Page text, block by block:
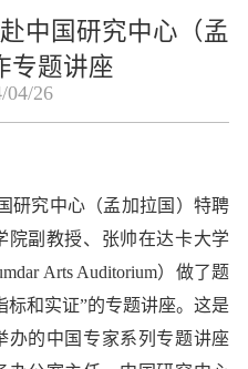
中国研究中心（孟
专题讲座
04/26
研究中心（孟加拉国）特聘
院副教授、张帅在达卡大学
Arts Auditorium）做了题
标和实证”的专题讲座。这是
办的中国专家系列专题讲座